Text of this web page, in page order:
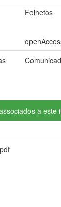
Folhetos
a este